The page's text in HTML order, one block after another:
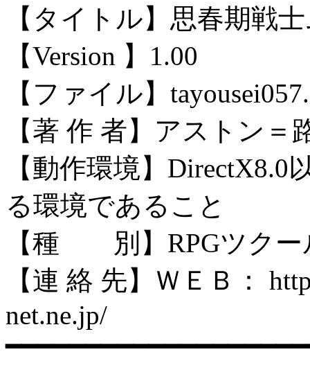
【タイトル】思春期戦
【Version 】1.00
【ファイル】tayousei057.
【著 作 者】アストン＝
【動作環境】
る環境であること
【種 別】RPGツクー
【連 絡 先】ＷＥＢ：
net.ne.jp/